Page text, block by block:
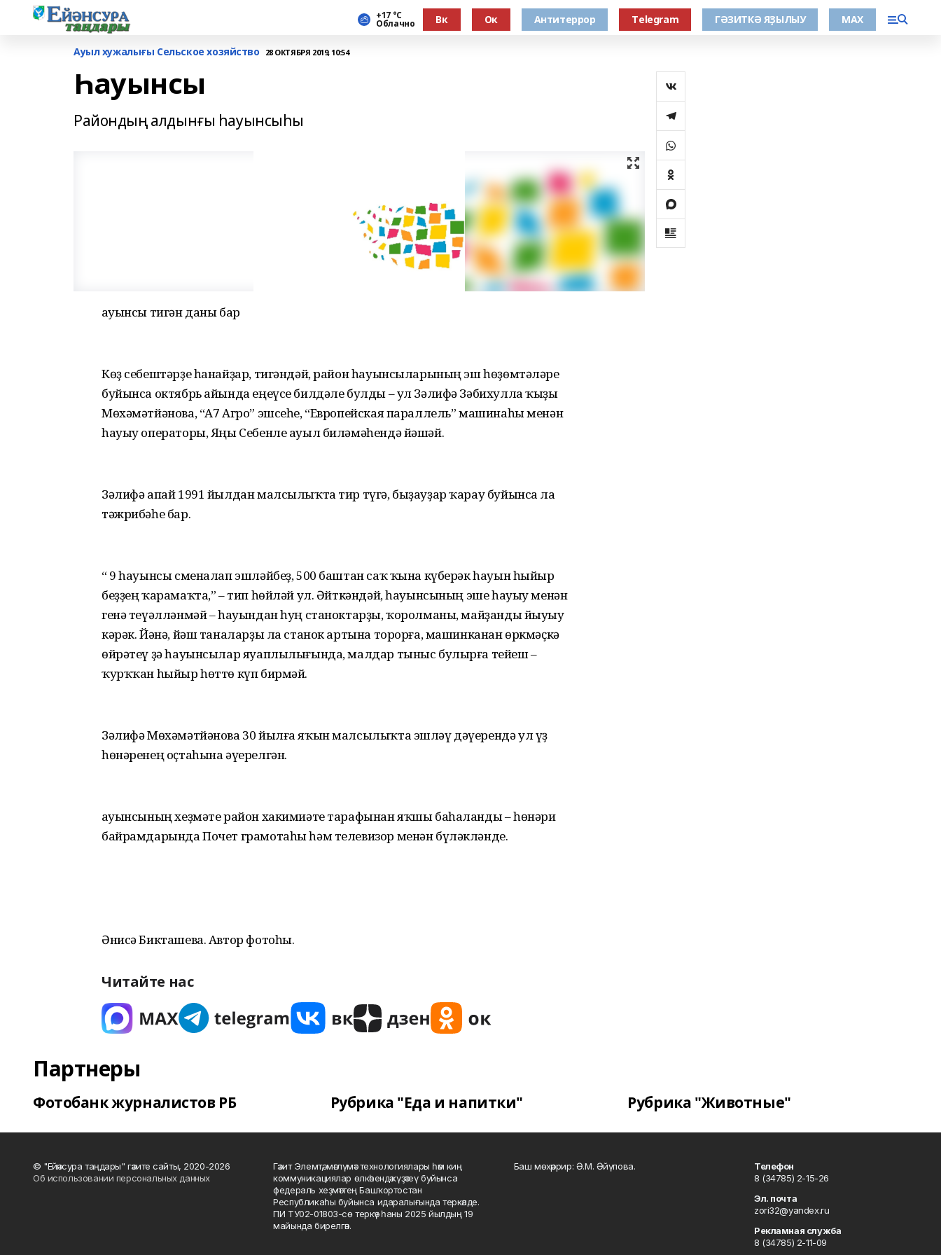
+17 °С
Облачно Вк Ок Антитеррор Тelegram ГӘЗИТКӘ ЯҘЫЛЫУ МАХ
Ауыл хужалығы Сельское хозяйство 28 ОКТЯБРЯ 2019, 10:54
Һауынсы
Райондың алдынғы һауынсыһы
Һауынсы тигән даны бар
Көҙ себештәрҙе һанайҙар, тигәндәй, район һауынсыларының эш һөҙөмтәләре
буйынса октябрь айында еңеүсе билдәле булды – ул Зәлифә Зәбихулла ҡыҙы
Мөхәмәтйәнова, “А7 Агро” эшсеһе, “Европейская параллель” машинаһы менән
һауыу операторы, Яңы Себенле ауыл биләмәһендә йәшәй.
Зәлифә апай 1991 йылдан малсылыҡта тир түгә, быҙауҙар ҡарау буйынса ла
тәжрибәһе бар.
“ 9 һауынсы сменалап эшләйбеҙ, 500 баштан саҡ ҡына күберәк һауын һыйыр
беҙҙең ҡарамаҡта,” – тип һөйләй ул. Әйткәндәй, һауынсының эше һауыу менән
генә теүәлләнмәй – һауындан һуң станоктарҙы, ҡоролманы, майҙанды йыуыу
кәрәк. Йәнә, йәш таналарҙы ла станок артына торорға, машинканан өркмәҫкә
өйрәтеү ҙә һауынсылар яуаплылығында, малдар тыныс булырға тейеш –
ҡурҡҡан һыйыр һөттө күп бирмәй.
Зәлифә Мөхәмәтйәнова 30 йылға яҡын малсылыҡта эшләү дәүерендә ул үҙ
һөнәренең оҫтаһына әүерелгән.
Һауынсының хеҙмәте район хакимиәте тарафынан яҡшы баһаланды – һөнәри
байрамдарында Почет грамотаһы һәм телевизор менән бүләкләнде.
Әнисә Бикташева. Автор фотоһы.
Читайте нас
Партнеры
Фотобанк журналистов РБ Рубрика "Еда и напитки" Рубрика "Животные"
© "Ейәнсура таңдары" гәзите сайты, 2020-2026
Об использовании персональных данных
Гәзит Элемтә, мәғлүмәт технологиялары һәм киң
коммуникациялар өлкәһендә күҙәтеү буйынса
федераль хеҙмәттең Башҡортостан
Республикаһы буйынса идаралығында теркәлде.
ПИ ТУ02-01803-сө теркәү һаны 2025 йылдың 19
майында бирелгән.
Баш мөхәррир: Ә.М. Әйүпова.
Телефон
8 (34785) 2-15-26
Эл. почта
zori32@yandex.ru
Рекламная служба
8 (34785) 2-11-09